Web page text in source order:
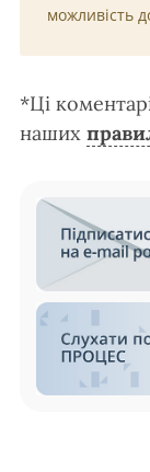
можливість
*Ці
наших